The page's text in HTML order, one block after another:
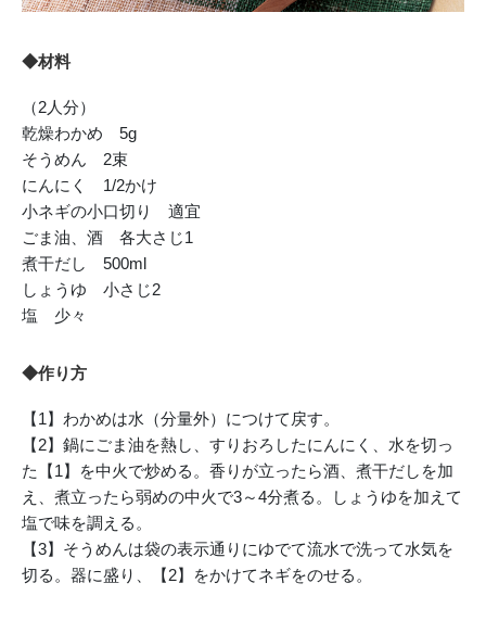
◆材料
（2人分）
乾燥わかめ 5g
そうめん 2束
にんにく 1/2かけ
小ネギの小口切り 適宜
ごま油、酒 各大さじ1
煮干だし 500ml
しょうゆ 小さじ2
塩 少々
◆作り方
【1】わかめは水（分量外）につけて戻す。
【2】鍋にごま油を熱し、すりおろしたにんにく、水を切っ
た【1】を中火で炒める。香りが立ったら酒、煮干だしを加
え、煮立ったら弱めの中火で3～4分煮る。しょうゆを加えて
塩で味を調える。
【3】そうめんは袋の表示通りにゆでて流水で洗って水気を
切る。器に盛り、【2】をかけてネギをのせる。